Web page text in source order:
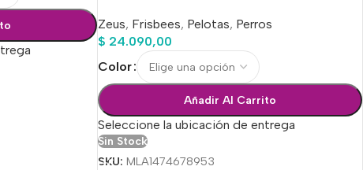
Zeus, Frisbees, Pelotas, Perros
$ 24.090,00
Color
Añadir Al Carrito
Seleccione la ubicación de entrega
Sin Stock
SKU:MLA1474678953